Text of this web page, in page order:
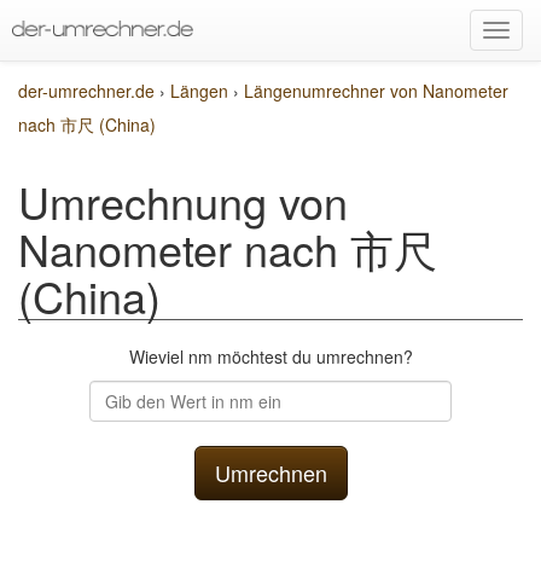
der-umrechner.de › Längen › Längenumrechner von Nanometer
nach 市尺 (China)
Umrechnung von
Nanometer nach 市尺
(China)
Wieviel nm möchtest du umrechnen?